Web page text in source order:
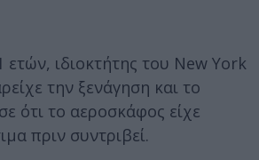
ιδιοκτήτης του New York
την ξενάγηση και το
ότι το αεροσκάφος είχε
πριν συντριβεί.